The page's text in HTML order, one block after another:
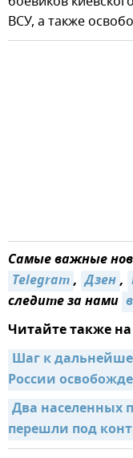
ВСУ, а также
Самые важные
Telegram, Дзен,
следите за нами
Читайте также
Шаг к
России
Два населенных
перешли под